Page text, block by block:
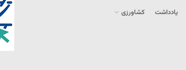
یادداشت
کشاورزی